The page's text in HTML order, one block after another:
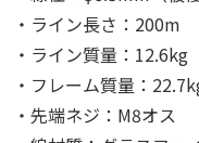
・ライン長さ：200m
・ライン質量：12.6kg
・フレーム質量：
・先端ネジ：M8オス